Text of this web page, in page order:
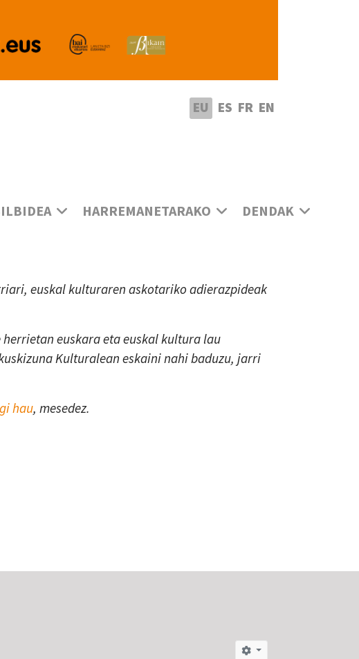
EU ES FR EN
HARREMANETARAKO
DENDAK
euskal kulturaren askotariko adierazpideak
euskara eta euskal kultura lau
Kulturalean eskaini nahi baduzu, jarri
hau, mesedez.